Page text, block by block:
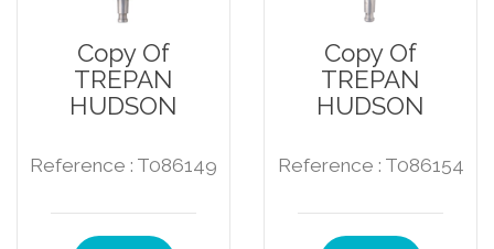
Copy Of
TREPAN
HUDSON
Reference : T086149
Copy Of
TREPAN
HUDSON
Reference : T086154